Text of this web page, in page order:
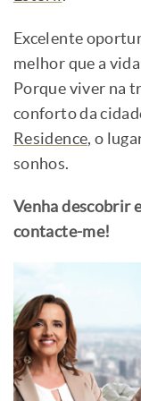
Excelente
melhor que a
Porque viver na
conforto da
Residence, o
sonhos.
Venha descobrir
contacte-me!